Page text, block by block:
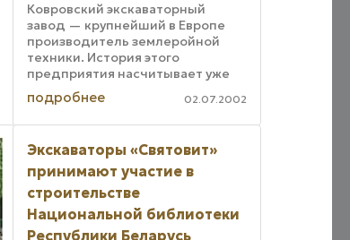
Ковровский экскаваторный
завод — крупнейший в Европе
производитель землеройной
техники. История этого
предприятия насчитывает уже
более 140 лет. 71 год назад с
конвейера завода сошел первый
советский экскаватор. За это
...
подробнее 02.07.2002
Экскаваторы «Святовит»
принимают участие в
строительстве
Национальной библиотеки
Республики Беларусь